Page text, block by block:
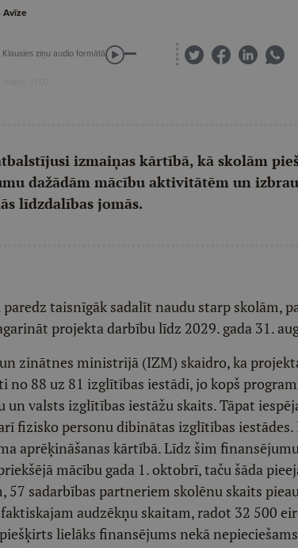
Avīze
Klausies ziņu audio formātā
11:07
izmaiņas kārtībā, kā skolām
dažādām mācību aktivitātēm un
līdzdalības jomās.
taisnīgāk sadalīt naudu starp skolām,
projekta darbību līdz 2029. gada 31.
zinātnes ministrijā (IZM) skaidro, ka
no 88 uz 81 izglītības iestādi, jo kopš
un valsts izglītības iestāžu skaits. Tāpat
fizisko personu dibinātas izglītības
aprēķināšanas kārtībā. Līdz šim
mācību gada 1. oktobrī, taču šāda
57 sadarbības partneriem skolēnu skaits
audzēkņu skaitam, radot 32 500
lielāks finansējums nekā